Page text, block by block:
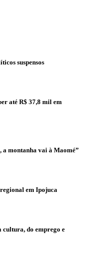
suspensos
até R$ 37,8 mil em
a montanha vai à Maomé”
em Ipojuca
cultura, do emprego e